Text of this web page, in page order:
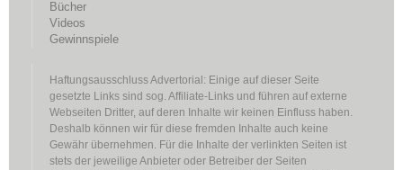
Bücher
Videos
Gewinnspiele
Haftungsausschluss Advertorial: Einige auf dieser Seite
gesetzte Links sind sog. Affiliate-Links und führen auf externe
Webseiten Dritter, auf deren Inhalte wir keinen Einfluss haben.
Deshalb können wir für diese fremden Inhalte auch keine
Gewähr übernehmen. Für die Inhalte der verlinkten Seiten ist
stets der jeweilige Anbieter oder Betreiber der Seiten